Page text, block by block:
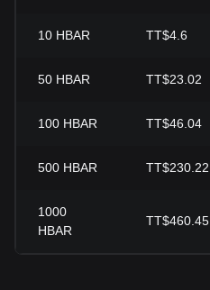
10 HBAR TT$4.6
50 HBAR TT$23.02
100 HBAR TT$46.04
500 HBAR TT$230.22
1000
HBAR
TT$460.45